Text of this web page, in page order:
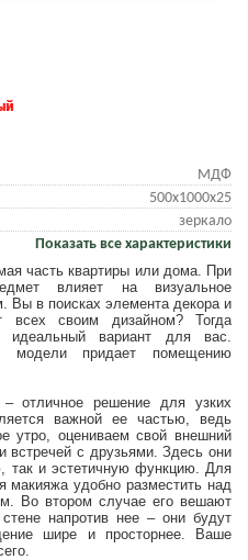
МДФ
500x1000x25
зеркало
Показать все характеристики
часть квартиры или дома. При
влияет на визуальное
Вы в поисках элемента декора и
всех своим дизайном? Тогда
идеальный вариант для вас.
модели придает помещению
– отличное решение для узких
важной ее частью, ведь
утро, оцениваем свой внешний
встречей с друзьями. Здесь они
так и эстетичную функцию. Для
макияжа удобно разместить над
Во втором случае его вешают
напротив нее – они будут
шире и просторнее. Ваше